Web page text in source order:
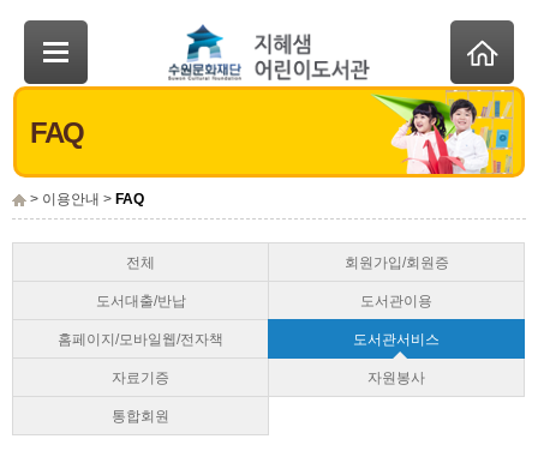
> 이용안내 > FAQ
FAQ
전체 회원가입/회원증
도서대출/반납 도서관이용
홈페이지/모바일웹/전자책 도서관서비스
자료기증 자원봉사
통합회원